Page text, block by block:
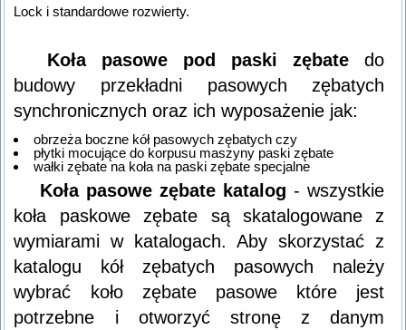
Lock i standardowe rozwierty.
Koła pasowe pod paski zębate do
budowy przekładni pasowych zębatych
synchronicznych oraz ich wyposażenie jak:
obrzeża boczne kół pasowych zębatych czy
płytki mocujące do korpusu maszyny paski zębate
wałki zębate na koła na paski zębate specjalne
Koła pasowe zębate katalog - wszystkie
koła paskowe zębate są skatalogowane z
wymiarami w katalogach. Aby skorzystać z
katalogu kół zębatych pasowych należy
wybrać koło zębate pasowe które jest
potrzebne i otworzyć stronę z danym